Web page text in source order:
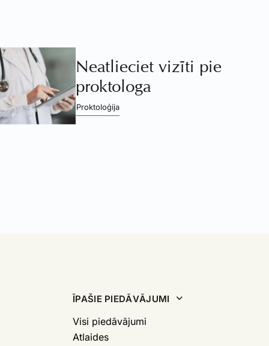
Neatlieciet vizīti pie
proktologa
Proktoloģija
ĪPAŠIE PIEDĀVĀJUMI
Visi piedāvājumi
Atlaides